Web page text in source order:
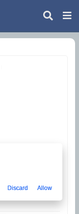
Discard Allow